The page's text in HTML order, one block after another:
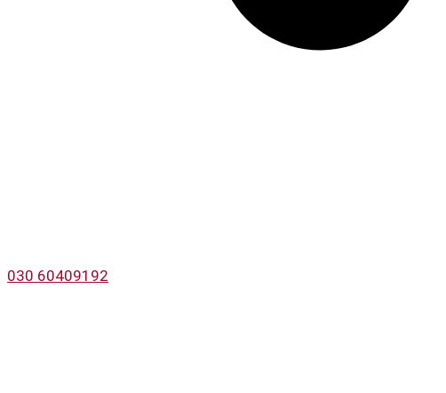
030 60409192